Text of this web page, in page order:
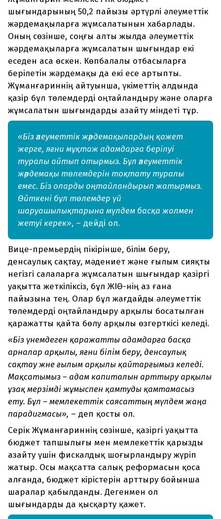
шығындарының 50,2 пайызы әртүрлі әлеуметтік
жәрдемақыларға жұмсалатынын хабарлады.
Оның сөзінше, соңғы алты жылда әлеуметтік
жәрдемақыларға жұмсалатын шығындар екі
еседен аса өскен. Көпбалалы отбасыларға
берілетін жәрдемақы да екі есе артыпты.
Жұманғариннің айтуынша, үкіметтің алдында
қазір бұл төлемдерді оңтайландыру және оларға
жұмсалатын шығындарды азайту міндеті тұр.
«Біз әлеуметтік жәрдемақылардың қажет
жерге, яғни мұқтаж адамдарға берілуі
туралы айтып отырмыз. Бұл әлеуметтік
жәрдемақы төлемдерін тоқтату туралы
емес. Біз оларды оңтайландырып жатырмыз.
Өйткені бұл төлемдер үй
шаруашылықтарына мүлдем басқа жолмен
жетуі керек», – дейді ол.
Вице-премьердің пікірінше, білім беру,
денсаулық сақтау, мәдениет және ғылым сияқты
негізгі салаларға жұмсалатын шығындар қазіргі
уақытта жеткіліксіз, бұл ЖІӨ-нің аз ғана
пайызына тең. Олар бұл жағдайды әлеуметтік
төлемдерді оңтайландыру арқылы босатылған
қаражатты қайта бөлу арқылы өзгерткісі келеді.
«Біз үнемдеген қаражатты адамдарға басқа
арналар арқылы, яғни білім беру, денсаулық
сақтау және ғылым арқылы қайтарғымыз келеді.
Мақсатымыз – адам капиталын арттыру арқылы
ұзақ мерзімді жұмыспен қамтуды қамтамасыз
ету. Бұл – мемлекеттік саясаттың мүлдем жаңа
парадигмасы», – деп қосты ол.
Серік Жұманғариннің сөзінше, қазіргі уақытта
бюджет тапшылығы мен мемлекеттік қарызды
азайту үшін фискалдық шоғырландыру жүріп
жатыр. Осы мақсатта салық реформасын қоса
алғанда, бюджет кірістерін арттыру бойынша
шаралар қабылданды. Дегенмен ол
шығындарды да қысқарту қажет.